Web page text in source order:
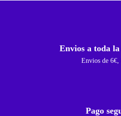
Envios a toda
Envios de
Pago